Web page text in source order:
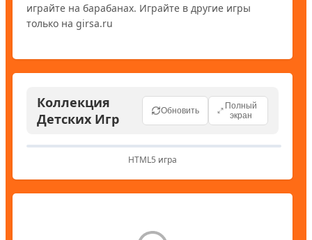
играйте на барабанах. Играйте в другие игры
только на girsa.ru
Коллекция
Детских Игр
Обновить
Полный
экран
HTML5 игра